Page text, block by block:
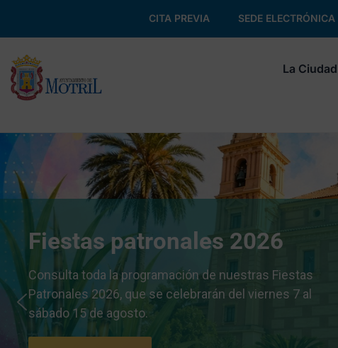
CITA PREVIA SEDE ELECTRÓNICA
La Ciudad
Fiestas patronales 2026
Consulta toda la programación de nuestras Fiestas
Patronales 2026, que se celebrarán del viernes 7 al
sábado 15 de agosto.